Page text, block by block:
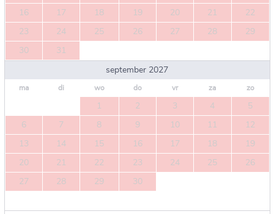
16 17 18 19 20 21 22
23 24 25 26 27 28 29
30 31
september 2027
ma di wo do vr za zo
1 2 3 4 5
6 7 8 9 10 11 12
13 14 15 16 17 18 19
20 21 22 23 24 25 26
27 28 29 30